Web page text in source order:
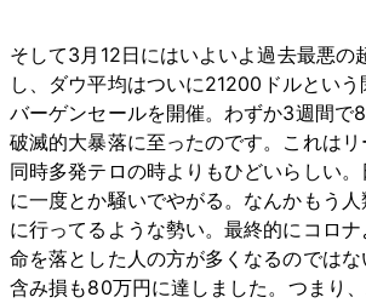
そして3月12日にはいよいよ過去最悪の
し、ダウ平均はついに21200ドルとい
バーゲンセールを開催。わずか3週間で
破滅的大暴落に至ったのです。これは
同時多発テロの時よりもひどいらしい
に一度とか騒いでやがる。なんかもう
に行ってるような勢い。最終的にコロ
命を落とした人の方が多くなるのでは
含み損も80万円に達しました。つまり